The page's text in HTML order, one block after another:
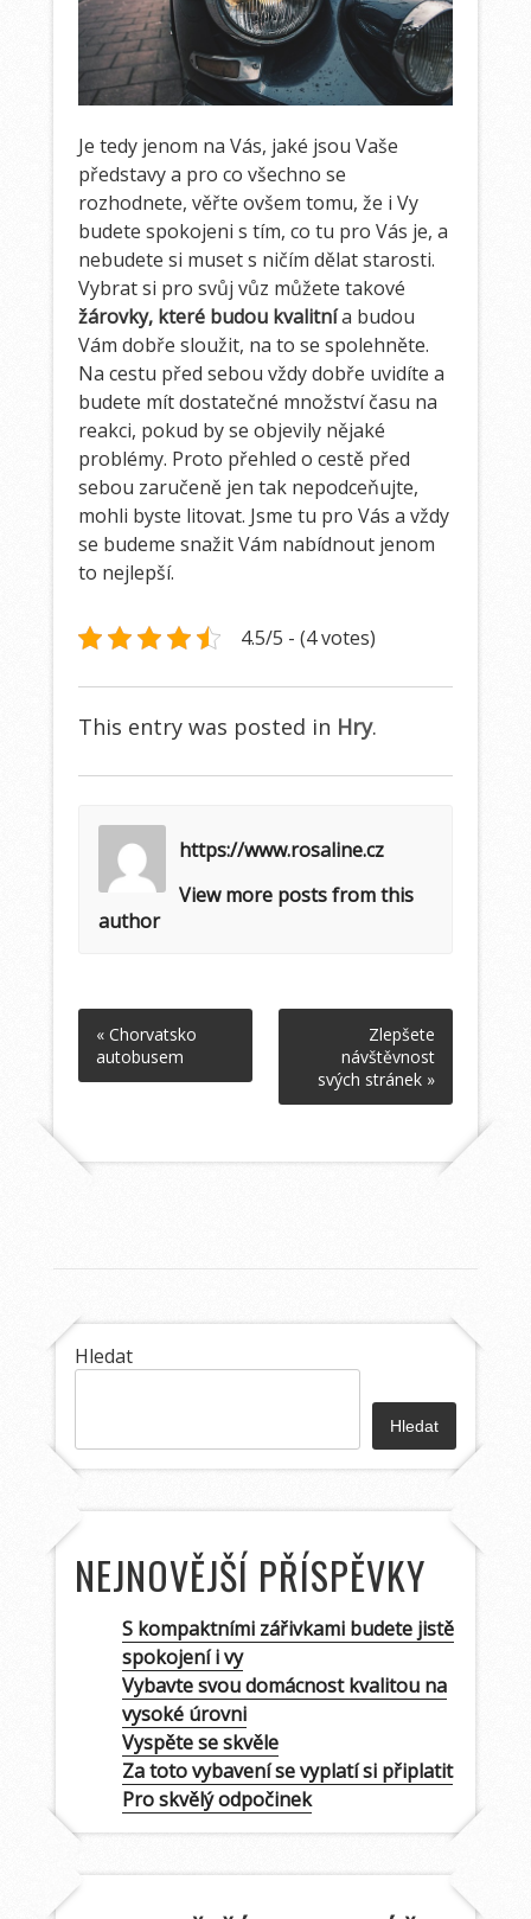
Je tedy jenom na Vás, jaké jsou Vaše
představy a pro co všechno se
rozhodnete, věřte ovšem tomu, že i Vy
budete spokojeni s tím, co tu pro Vás je, a
nebudete si muset s ničím dělat starosti.
Vybrat si pro svůj vůz můžete takové
žárovky, které budou kvalitnía budou
Vám dobře sloužit, na to se spolehněte.
Na cestu před sebou vždy dobře uvidíte a
budete mít dostatečné množství času na
reakci, pokud by se objevily nějaké
problémy. Proto přehled o cestě před
sebou zaručeně jen tak nepodceňujte,
mohli byste litovat. Jsme tu pro Vás a vždy
se budeme snažit Vám nabídnout jenom
to nejlepší.
4.5/5 - (4 votes)
This entry was posted in Hry.
https://www.rosaline.cz
View more posts from this
author
« Chorvatsko
autobusem
Zlepšete
návštěvnost
svých stránek »
Hledat
Hledat
NEJNOVĚJŠÍ PŘÍSPĚVKY
S kompaktními zářivkami budete jistě
spokojení i vy
Vybavte svou domácnost kvalitou na
vysoké úrovni
Vyspěte se skvěle
Za toto vybavení se vyplatí si připlatit
Pro skvělý odpočinek